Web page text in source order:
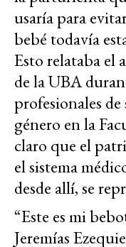
usaría para
bebé todavía
Esto relataba el
de la UBA
profesionales
género en la
claro que el
el sistema
desde allí, se
“Este es mi
Jeremías